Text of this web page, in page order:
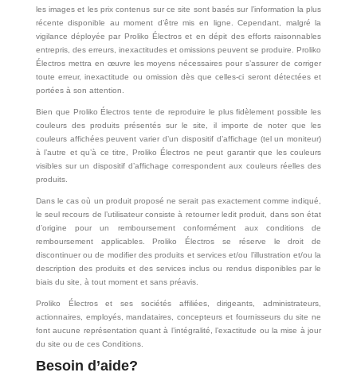
les images et les prix contenus sur ce site sont basés sur l’information la plus
récente disponible au moment d’être mis en ligne. Cependant, malgré la
vigilance déployée par Proliko Électros et en dépit des efforts raisonnables
entrepris, des erreurs, inexactitudes et omissions peuvent se produire. Proliko
Électros mettra en œuvre les moyens nécessaires pour s’assurer de corriger
toute erreur, inexactitude ou omission dès que celles-ci seront détectées et
portées à son attention.
Bien que Proliko Électros tente de reproduire le plus fidèlement possible les
couleurs des produits présentés sur le site, il importe de noter que les
couleurs affichées peuvent varier d’un dispositif d’affichage (tel un moniteur)
à l’autre et qu’à ce titre, Proliko Électros ne peut garantir que les couleurs
visibles sur un dispositif d’affichage correspondent aux couleurs réelles des
produits.
Dans le cas où un produit proposé ne serait pas exactement comme indiqué,
le seul recours de l’utilisateur consiste à retourner ledit produit, dans son état
d’origine pour un remboursement conformément aux conditions de
remboursement applicables. Proliko Électros se réserve le droit de
discontinuer ou de modifier des produits et services et/ou l’illustration et/ou la
description des produits et des services inclus ou rendus disponibles par le
biais du site, à tout moment et sans préavis.
Proliko Électros et ses sociétés affiliées, dirigeants, administrateurs,
actionnaires, employés, mandataires, concepteurs et fournisseurs du site ne
font aucune représentation quant à l’intégralité, l’exactitude ou la mise à jour
du site ou de ces Conditions.
Besoin d’aide?